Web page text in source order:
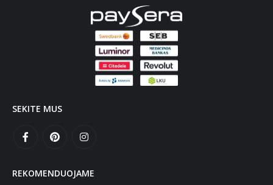
SEKITE MUS
REKOMENDUOJAME